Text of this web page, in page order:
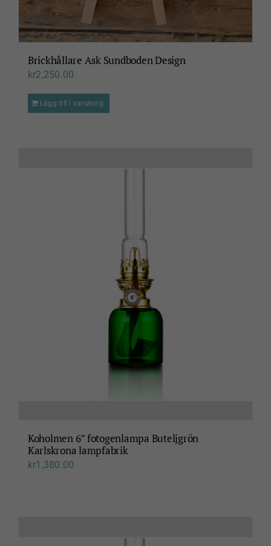
Brickhållare Ask Sundboden Design
kr2,250.00
Lägg till i varukorg
Koholmen 6” fotogenlampa Buteljgrön
Karlskrona lampfabrik
kr1,380.00